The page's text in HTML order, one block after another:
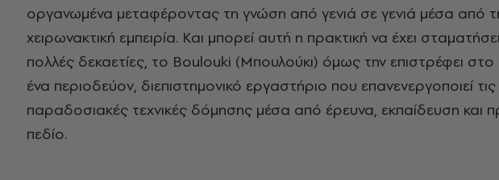
οργανωμένα μεταφέροντας τη γνώση από γενιά σε γενιά μέσα από
χειρωνακτική εμπειρία. Και μπορεί αυτή η πρακτική να έχει
πολλές δεκαετίες, το Boulouki (Μπουλούκι) όμως την επιστρέφει
ένα περιοδεύον, διεπιστημονικό εργαστήριο που επανενεργοποιεί τις
παραδοσιακές τεχνικές δόμησης μέσα από έρευνα, εκπαίδευση και
πεδίο.